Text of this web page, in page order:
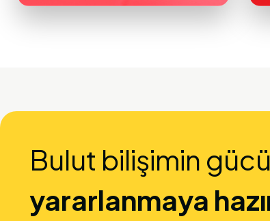
Bulut bilişimin
yararlanmaya hazır